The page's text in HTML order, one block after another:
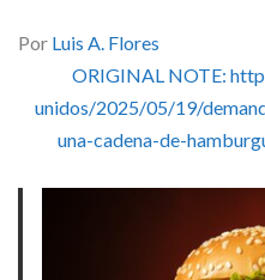
Por Luis A. Flores
ORIGINAL NOTE:
unidos/2025/05/19/
una-cadena-de-